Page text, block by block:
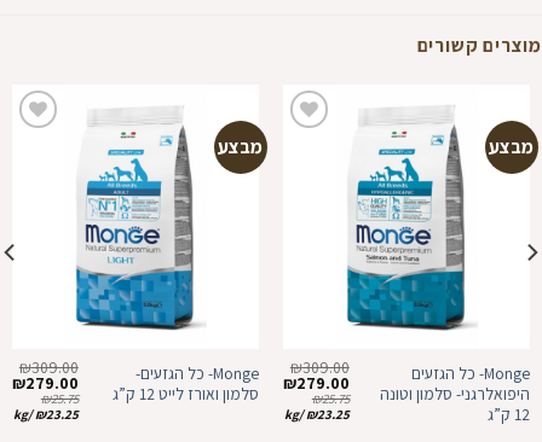
מוצרים קשורים
מבצע
Monge- כל הגזעים
היפואלרגני- סלמון וטונה
12 ק”ג
₪309.00
המחיר
המקורי
היה:
₪309.00.
₪279.00 המחיר
הנוכחי ₪25.75
₪23.25
/
kg
מבצע
Monge- כל הגזעים-
סלמון ואורז לייט 12 ק”ג
₪309.00
המחיר
המקורי
היה:
₪309.00.
₪279.00
₪25.75
₪23.25
/
kg